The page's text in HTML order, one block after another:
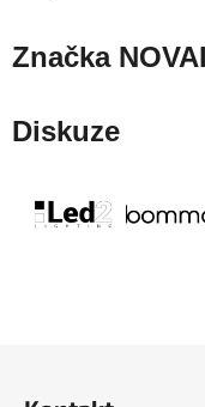
Značka
Diskuze